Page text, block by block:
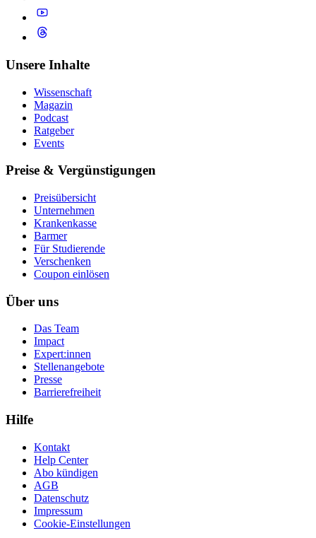
Unsere Inhalte
Wissenschaft
Magazin
Podcast
Ratgeber
Events
Preise & Vergünstigungen
Preisübersicht
Unternehmen
Krankenkasse
Barmer
Für Studierende
Ver­schen­ken
Coupon einlösen
Über uns
Das Team
Impact
Expert:innen
Stellenangebote
Presse
Barrierefreiheit
Hilfe
Kontakt
Help Center
Abo kündigen
AGB
Datenschutz
Impressum
Cookie-Einstellungen